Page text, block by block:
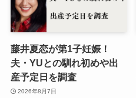
藤井夏恋が第1子妊娠！
夫・YUとの馴れ初めや出
産予定日を調査
2026年8月7日